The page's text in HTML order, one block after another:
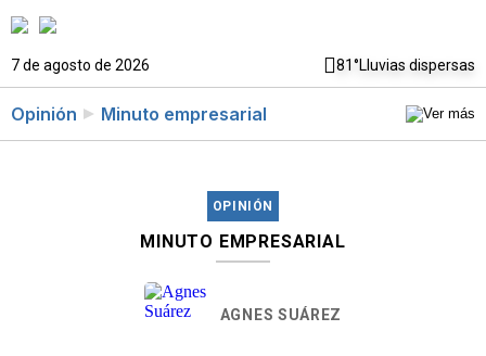
7 de agosto de 2026 81°Lluvias dispersas
Opinión Minuto empresarial
OPINIÓN
MINUTO EMPRESARIAL
AGNES SUÁREZ